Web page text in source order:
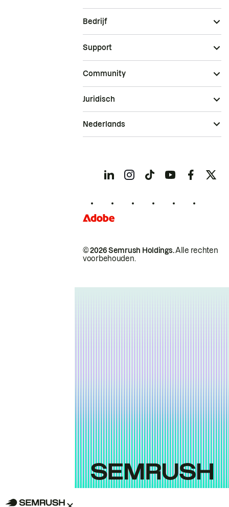
Bedrijf
Support
Community
© 2026 Semrush Holdings.Alle rechten
voorbehouden.
Juridisch
Nederlands